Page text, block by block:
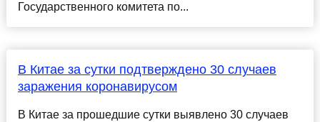
Государственного комитета по...
В Китае за сутки подтверждено 30 случаев
заражения коронавирусом
В Китае за прошедшие сутки выявлено 30 случаев